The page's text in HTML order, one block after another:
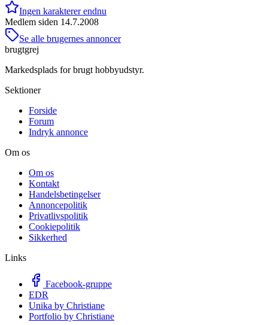
Ingen karakterer endnu
Medlem siden 14.7.2008
Se alle brugernes annoncer
brugtgrej
Markedsplads for brugt hobbyudstyr.
Sektioner
Forside
Forum
Indryk annonce
Om os
Om os
Kontakt
Handelsbetingelser
Annoncepolitik
Privatlivspolitik
Cookiepolitik
Sikkerhed
Links
Facebook-gruppe
EDR
Unika by Christiane
Portfolio by Christiane